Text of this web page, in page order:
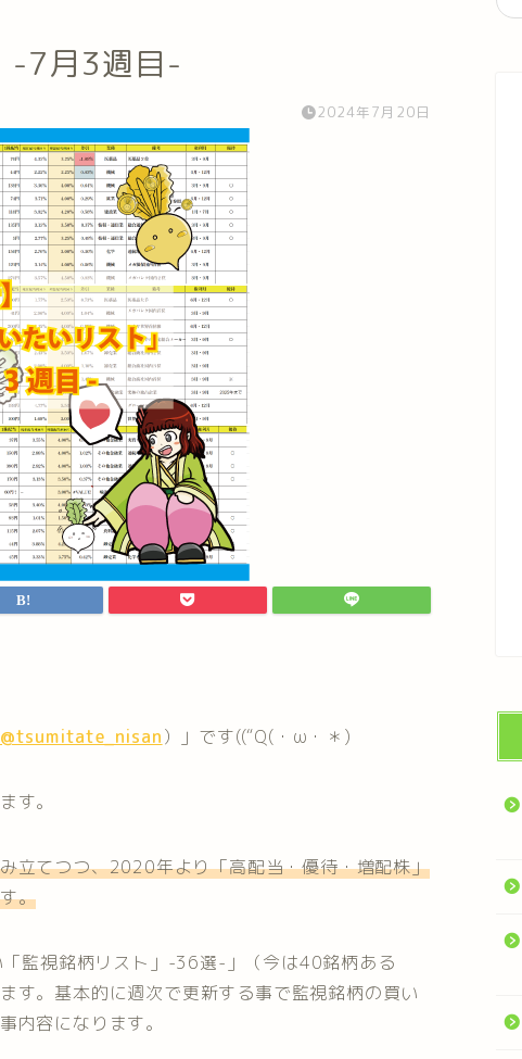
-7月3週目-
2024年7月20日
@tsumitate_nisan）」です((“Q(・ω・＊)
す。
立てつつ、2020年より「高配当・優待・増配株」
。
監視銘柄リスト」-36選-」（今は40銘柄ある
す。基本的に週次で更新する事で監視銘柄の買い
内容になります。